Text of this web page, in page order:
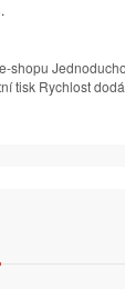
shopu
tisk Rychlost